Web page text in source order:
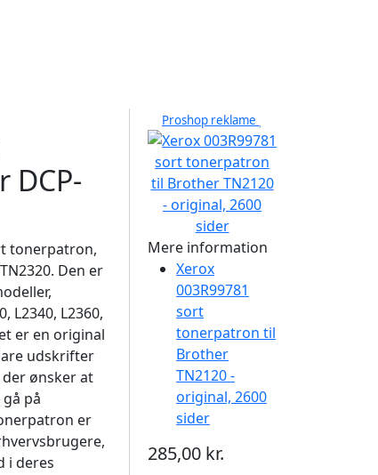
tonerpatron,
Den er
L2340, L2360,
er en original
udskrifter
ønsker at
på
er
i deres
Proshop reklame
Mere information
Xerox
003R99781
sort
tonerpatron til
Brother
TN2120 -
original, 2600
sider
285,00 kr.